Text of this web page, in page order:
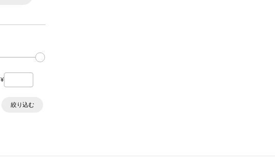
¥
絞り込む